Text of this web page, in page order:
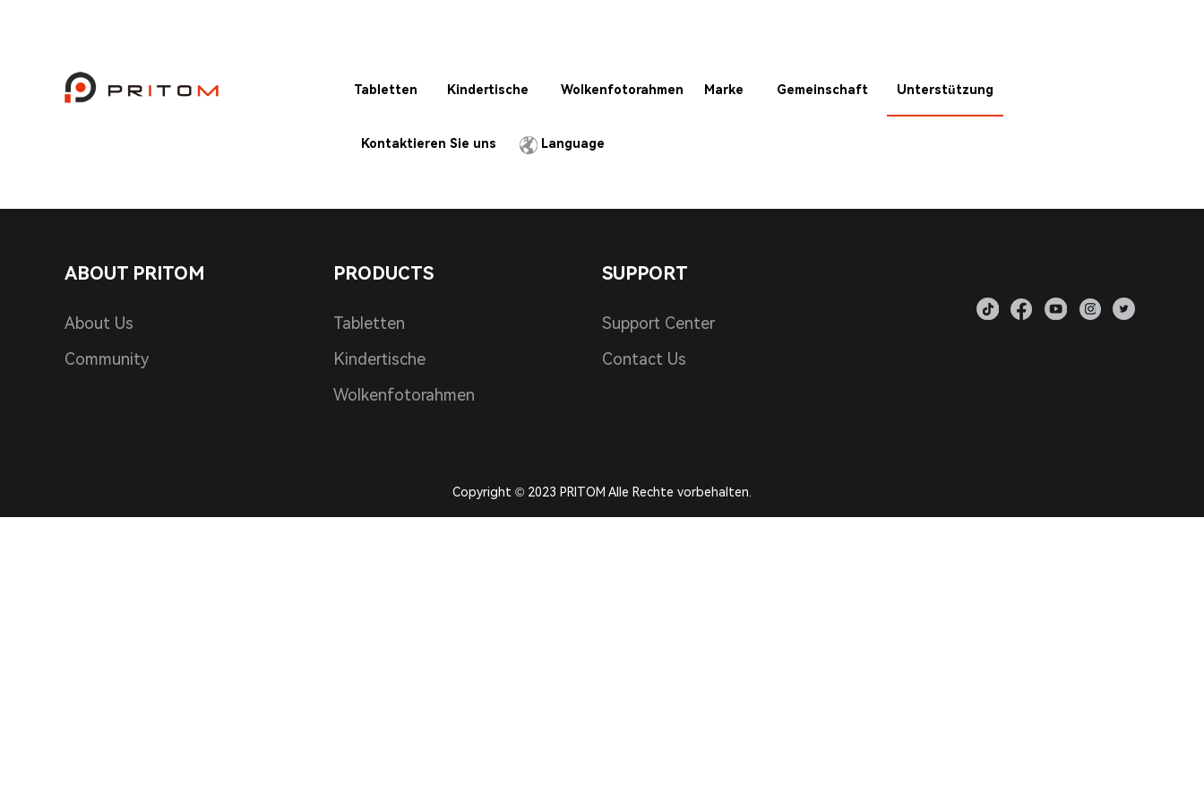
Tabletten Kindertische Wolkenfotorahmen Marke Gemeinschaft Unterstützung
Kontaktieren Sie uns Language
News Center
ABOUT PRITOM
About Us
Community
PRODUCTS
Tabletten
Kindertische
Wolkenfotorahmen
SUPPORT
Support Center
Contact Us
Copyright © 2023 PRITOM Alle Rechte vorbehalten.